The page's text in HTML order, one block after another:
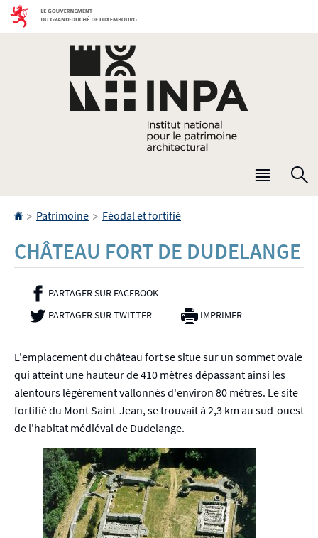
Aller
Aller
Menu
Accueil
> Patrimoine > Féodal et fortifié
CHÂTEAU FORT DE DUDELANGE
PARTAGER SUR FACEBOOK- NOUVELLE FENÊTRE
PARTAGER SUR TWITTER- NOUVELLE FENÊTRE
IMPRIMER
L'emplacement du château fort se situe sur un sommet ovale
qui atteint une hauteur de 410 mètres dépassant ainsi les
alentours légèrement vallonnés d'environ 80 mètres. Le site
fortifié du Mont Saint-Jean, se trouvait à 2,3 km au sud-ouest
de l'habitat médiéval de Dudelange.